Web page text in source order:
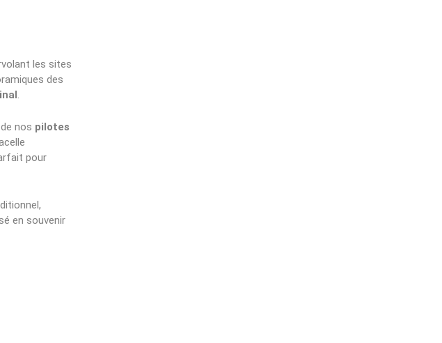
les sites
des
.
nos pilotes
pour
en souvenir